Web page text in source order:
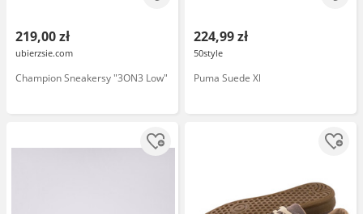
219,00 zł
ubierzsie.com
Champion Sneakersy "3ON3 Low"
224,99 zł
50style
Puma Suede Xl